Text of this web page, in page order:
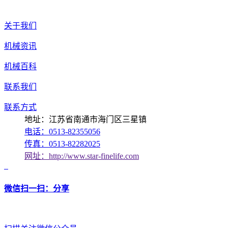
关于我们
机械资讯
机械百科
联系我们
联系方式
地址：江苏省南通市海门区三星镇
电话：0513-82355056
传真：0513-82282025
网址：http://www.star-finelife.com
微信扫一扫：分享